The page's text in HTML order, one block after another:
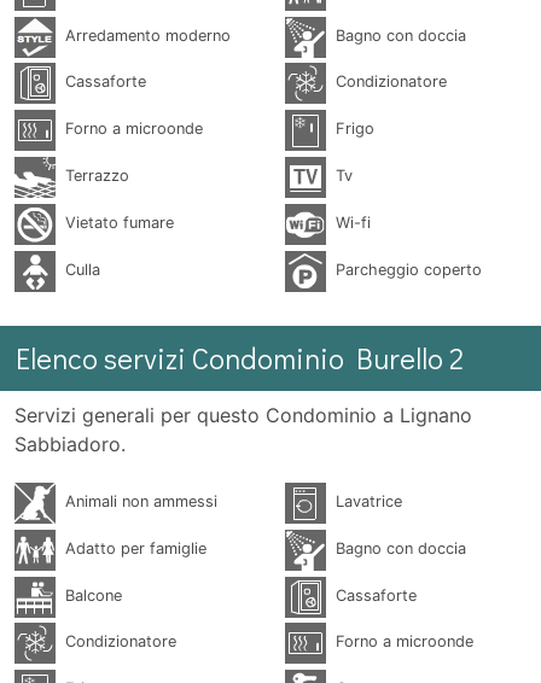
Arredamento moderno Bagno con doccia
Cassaforte Condizionatore
Forno a microonde Frigo
Terrazzo Tv
Vietato fumare Wi-fi
Culla Parcheggio coperto
Elenco servizi Condominio Burello 2
Servizi generali per questo Condominio a Lignano
Sabbiadoro.
Animali non ammessi Lavatrice
Adatto per famiglie Bagno con doccia
Balcone Cassaforte
Condizionatore Forno a microonde